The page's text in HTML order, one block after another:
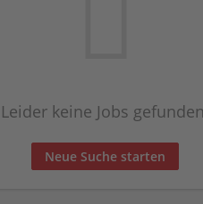
Leider keine Jobs
Neue Suche starten